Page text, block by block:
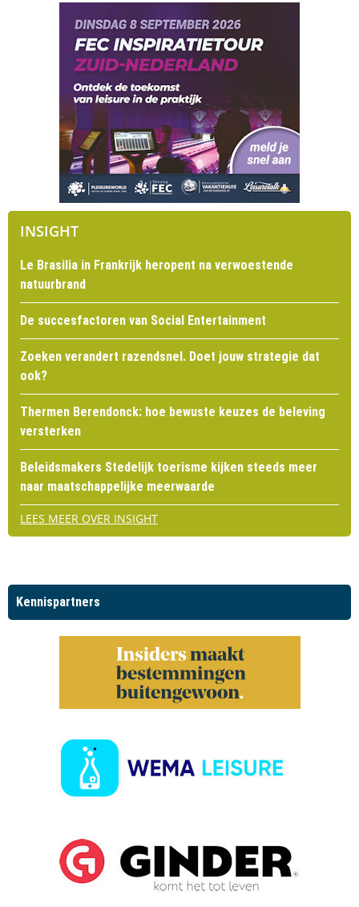
INSIGHT
Le Brasilia in Frankrijk heropent na verwoestende
natuurbrand
De succesfactoren van Social Entertainment
Zoeken verandert razendsnel. Doet jouw strategie dat
ook?
Thermen Berendonck: hoe bewuste keuzes de beleving
versterken
Beleidsmakers Stedelijk toerisme kijken steeds meer
naar maatschappelijke meerwaarde
LEES MEER OVER INSIGHT
Kennispartners